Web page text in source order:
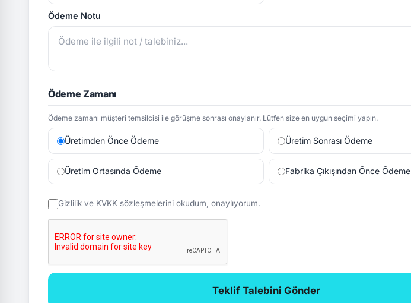
Ödeme Notu
Ödeme Zamanı
Ödeme zamanı müşteri temsilcisi ile görüşme sonrası onaylanır. Lütfen size en uygun seçimi yapın.
Üretimden Önce Ödeme Üretim Sonrası Ödeme
Üretim Ortasında Ödeme Fabrika Çıkışından Önce Ödeme
Gizlilik ve KVKK sözleşmelerini okudum, onaylıyorum.
Teklif Talebini Gönder